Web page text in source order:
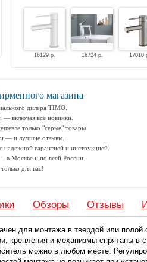
16129 р. 16724 р. 17010
магазина
дилера TIMO.
включая все новинки.
только "серые" товары.
— и лучшие отзывы.
гарантией и инструкцией.
в Москве и по всей России.
для вас!
Обзоры Отзывы
для монтажа в твердой или полой
крепления и механизмы спрятаны в
можно в любом месте.